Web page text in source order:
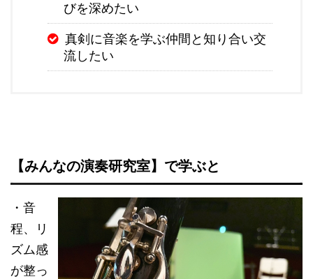
びを深めたい
真剣に音楽を学ぶ仲間と知り合い交
流したい
【みんなの演奏研究室】で学ぶと
・音
程、リ
ズム感
が整っ